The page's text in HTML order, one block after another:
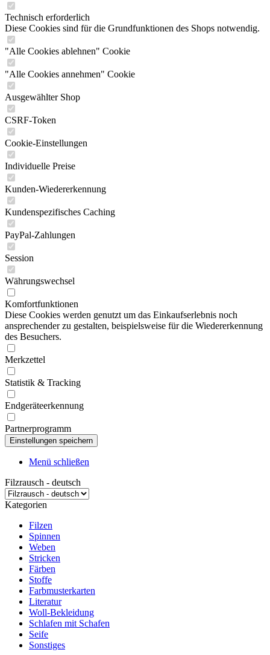
Technisch erforderlich
Diese Cookies sind für die Grundfunktionen des Shops notwendig.
"Alle Cookies ablehnen" Cookie
"Alle Cookies annehmen" Cookie
Ausgewählter Shop
CSRF-Token
Cookie-Einstellungen
Individuelle Preise
Kunden-Wiedererkennung
Kundenspezifisches Caching
PayPal-Zahlungen
Session
Währungswechsel
Komfortfunktionen
Diese Cookies werden genutzt um das Einkaufserlebnis noch
ansprechender zu gestalten, beispielsweise für die Wiedererkennung
des Besuchers.
Merkzettel
Statistik & Tracking
Endgeräteerkennung
Partnerprogramm
Menü schließen
Filzrausch - deutsch
Kategorien
Filzen
Spinnen
Weben
Stricken
Färben
Stoffe
Farbmusterkarten
Literatur
Woll-Bekleidung
Schlafen mit Schafen
Seife
Sonstiges